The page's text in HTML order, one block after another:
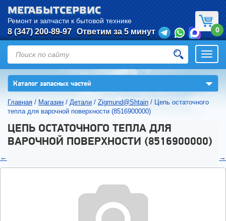
МЕГАБЫТСЕРВИС
Ремонт и запчасти к бытовой технике
8 (347) 200-89-97 Ответим за 5 минут 0
Каталог запасных частей ▼
Главная / Магазин / Детали / Zigmund@Shtain / Цепь остаточного
тепла для варочной поверхности (8516900000)
ЦЕПЬ ОСТАТОЧНОГО ТЕПЛА ДЛЯ
ВАРОЧНОЙ ПОВЕРХНОСТИ (8516900000)
← →